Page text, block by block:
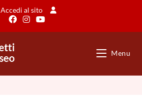
Accedi al sito
Menu